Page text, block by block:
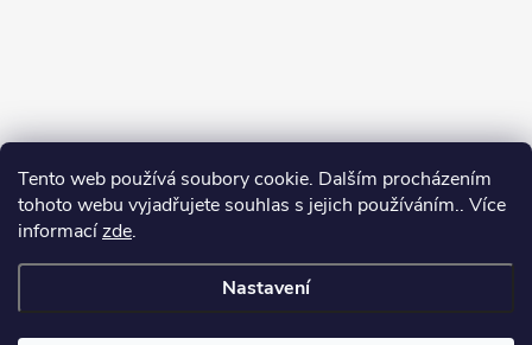
Tento web používá soubory cookie. Dalším procházením
tohoto webu vyjadřujete souhlas s jejich používáním.. Více
informacízde.
Nastavení
Copyright 2026Můj e-shop. Všechna práva vyhrazena.